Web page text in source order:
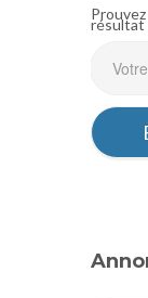
résultat